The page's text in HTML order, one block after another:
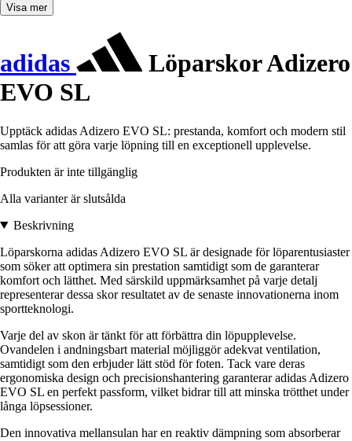
Visa mer
adidas
Löparskor Adizero
EVO SL
Upptäck adidas Adizero EVO SL: prestanda, komfort och modern stil
samlas för att göra varje löpning till en exceptionell upplevelse.
Produkten är inte tillgänglig
Alla varianter är slutsålda
Beskrivning
Löparskorna adidas Adizero EVO SL är designade för löparentusiaster
som söker att optimera sin prestation samtidigt som de garanterar
komfort och lätthet. Med särskild uppmärksamhet på varje detalj
representerar dessa skor resultatet av de senaste innovationerna inom
sportteknologi.
Varje del av skon är tänkt för att förbättra din löpupplevelse.
Ovandelen i andningsbart material möjliggör adekvat ventilation,
samtidigt som den erbjuder lätt stöd för foten. Tack vare deras
ergonomiska design och precisionshantering garanterar adidas Adizero
EVO SL en perfekt passform, vilket bidrar till att minska trötthet under
långa löpsessioner.
Den innovativa mellansulan har en reaktiv dämpning som absorberar